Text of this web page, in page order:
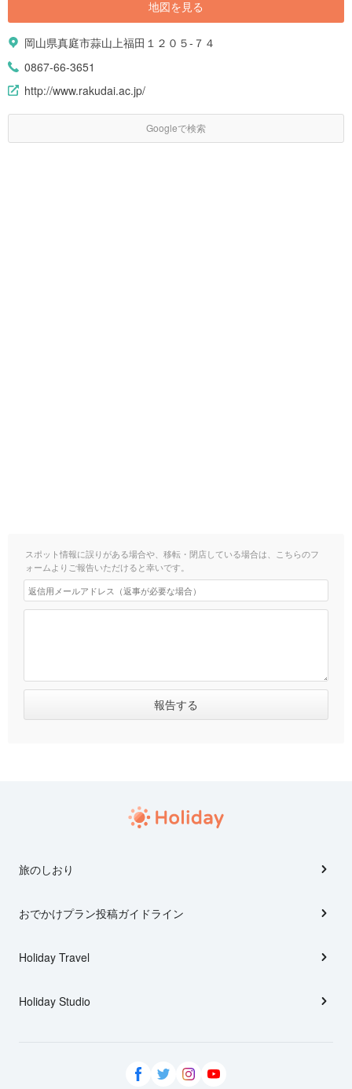
地図を見る
岡山県真庭市蒜山上福田１２０５-７４
0867-66-3651
http://www.rakudai.ac.jp/
Googleで検索
スポット情報に誤りがある場合や、移転・閉店している場合は、こちらのフ
ォームよりご報告いただけると幸いです。
旅のしおり
おでかけプラン投稿ガイドライン
Holiday Travel
Holiday Studio